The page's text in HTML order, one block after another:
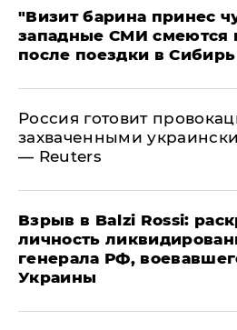
"Визит барина принес
западные СМИ смеются
после поездки в Сибирь
​Россия готовит
захваченными
— Reuters
​Взрыв в Balzi Rossi:
личность
генерала РФ,
Украины